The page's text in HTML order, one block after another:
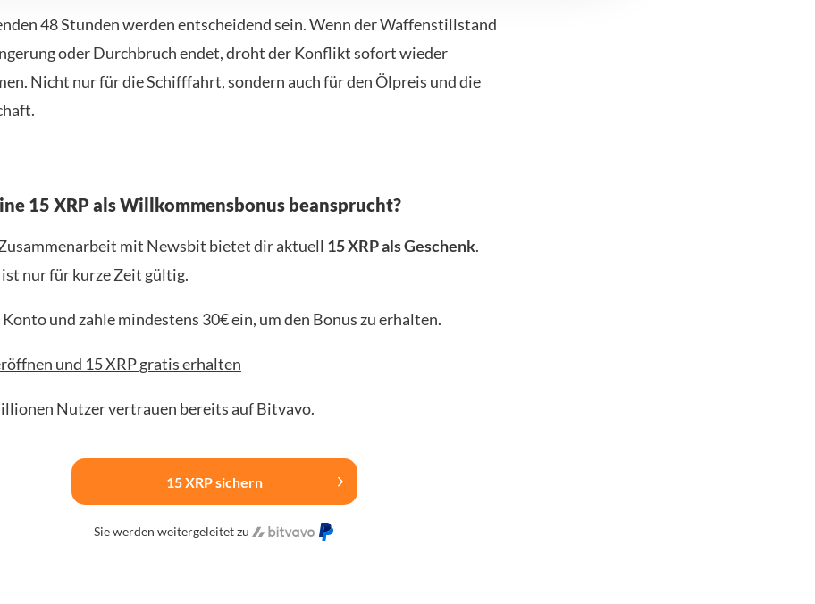
48 Stunden werden entscheidend sein. Wenn der Waffenstillstand
oder Durchbruch endet, droht der Konflikt sofort wieder
Nicht nur für die Schifffahrt, sondern auch für den Ölpreis und die
15 XRP als Willkommensbonus beansprucht?
mit Newsbit bietet dir aktuell 15 XRP als Geschenk.
nur für kurze Zeit gültig.
und zahle mindestens 30€ ein, um den Bonus zu erhalten.
und 15 XRP gratis erhalten
Nutzer vertrauen bereits auf Bitvavo.
15 XRP sichern
Sie werden weitergeleitet zu